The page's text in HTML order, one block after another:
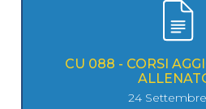
CU 088 - CORSI
24